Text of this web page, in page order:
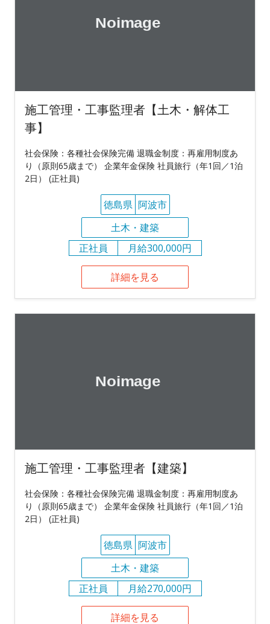
施工管理・工事監理者【土木・解体工
事】
社会保険：各種社会保険完備 退職金制度：再雇用制度あ
り（原則65歳まで） 企業年金保険 社員旅行（年1回／1泊
2日） (正社員)
徳島県 阿波市
土木・建築
正社員
月給300,000円
詳細を見る
施工管理・工事監理者【建築】
社会保険：各種社会保険完備 退職金制度：再雇用制度あ
り（原則65歳まで） 企業年金保険 社員旅行（年1回／1泊
2日） (正社員)
徳島県 阿波市
土木・建築
正社員
月給270,000円
詳細を見る